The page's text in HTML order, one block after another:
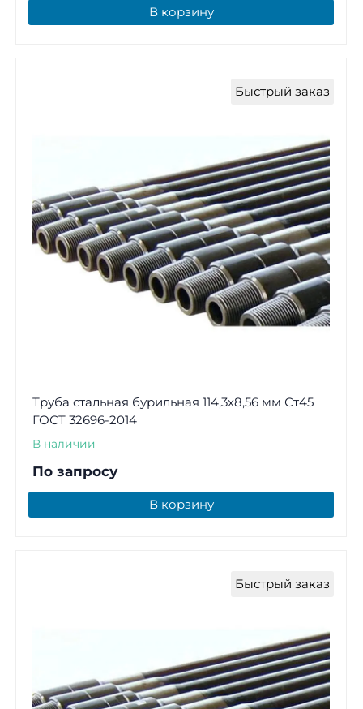
В корзину
Быстрый заказ
Труба стальная бурильная 114,3х8,56 мм Ст45
ГОСТ 32696-2014
В наличии
По запросу
В корзину
Быстрый заказ